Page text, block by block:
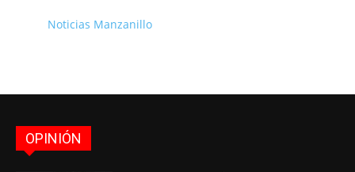
Noticias Manzanillo
OPINIÓN